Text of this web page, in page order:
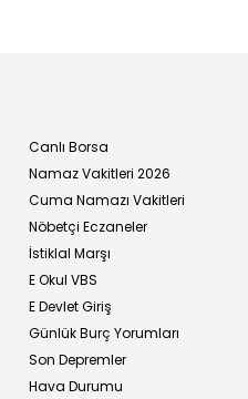
Canlı Borsa
Namaz Vakitleri 2026
Cuma Namazı Vakitleri
Nöbetçi Eczaneler
İstiklal Marşı
E Okul VBS
E Devlet Giriş
Günlük Burç Yorumları
Son Depremler
Hava Durumu